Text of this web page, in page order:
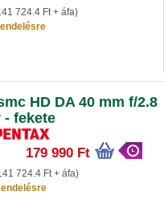
724.4 Ft + áfa)
HD DA 40 mm f/2.8
fekete
179 990 Ft
724.4 Ft + áfa)